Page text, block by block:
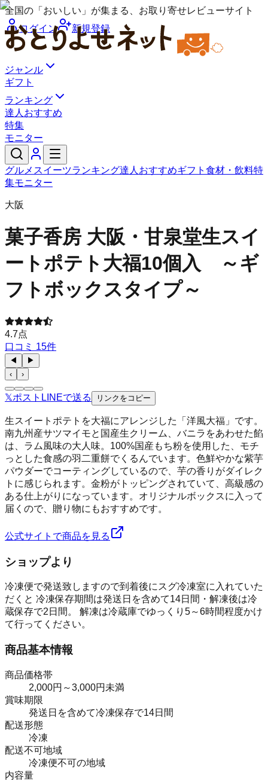
全国の「おいしい」が集まる、お取り寄せレビューサイト
ログイン
新規登録
ジャンル
ギフト
ランキング
達人おすすめ
特集
モニター
グルメ スイーツランキング達人おすすめギフト 食材・飲料特
集モニター
大阪
菓子香房 大阪・甘泉堂生スイ
ートポテト大福10個入 ～ギ
フトボックスタイプ～
4.7点
口コミ 15件
◀
▶
‹
›
𝕏ポスト LINEで送る リンクをコピー
生スイートポテトを大福にアレンジした「洋風大福」です。
南九州産サツマイモと国産生クリーム、バニラをあわせた餡
は、ラム風味の大人味。100%国産もち粉を使用した、モチ
っとした食感の羽二重餅でくるんでいます。色鮮やかな紫芋
パウダーでコーティングしているので、芋の香りがダイレク
トに感じられます。金粉がトッピングされていて、高級感の
ある仕上がりになっています。オリジナルボックスに入って
届くので、贈り物にもおすすめです。
公式サイトで商品を見る
ショップより
冷凍便で発送致しますので到着後にスグ冷凍室に入れていた
だくと 冷凍保存期間は発送日を含めて14日間・解凍後は冷
蔵保存で2日間。 解凍は冷蔵庫でゆっくり5～6時間程度かけ
て行ってください。
商品基本情報
商品価格帯
2,000円～3,000円未満
賞味期限
発送日を含めて冷凍保存で14日間
配送形態
冷凍
配送不可地域
冷凍便不可の地域
内容量